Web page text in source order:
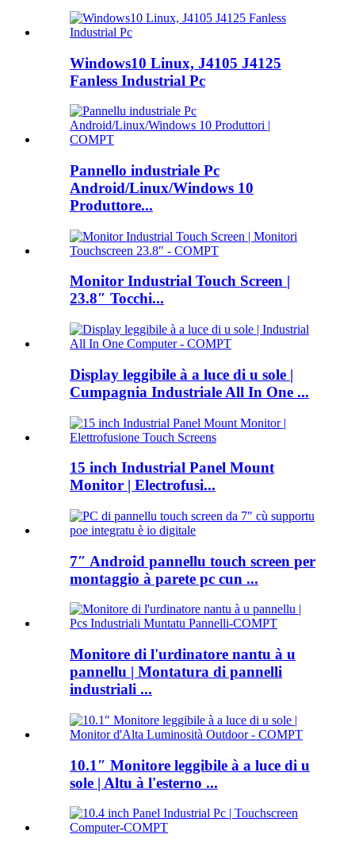
Windows10 Linux, J4105 J4125
Fanless Industrial Pc
Pannello industriale Pc
Android/Linux/Windows 10
Produttore...
Monitor Industrial Touch Screen |
23.8″ Tocchi...
Display leggibile à a luce di u sole |
Cumpagnia Industriale All In One ...
15 inch Industrial Panel Mount
Monitor | Electrofusi...
7″ Android pannellu touch screen per
montaggio à parete pc cun ...
Monitore di l'urdinatore nantu à u
pannellu | Montatura di pannelli
industriali ...
10.1″ Monitore leggibile à a luce di u
sole | Altu à l'esterno ...